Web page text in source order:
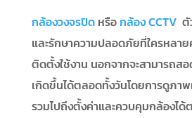
กล้องวงจรปิดหรือกล้อง CCTV ตั
และรักษาความปลอดภัยที่ใครหลาย
ติดตั้งใช้งาน นอกจากจะสามารถส
เกิดขึ้นได้ตลอดทั้งวันโดยการดูภา
รวมไปถึงตั้งค่าและควบคุมกล้องได้